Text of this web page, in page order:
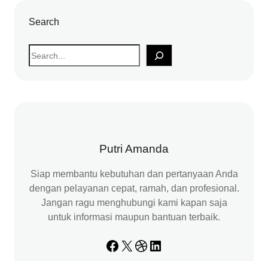
Search
S
e
Putri Amanda
Siap membantu kebutuhan dan pertanyaan Anda
dengan pelayanan cepat, ramah, dan profesional.
Jangan ragu menghubungi kami kapan saja
untuk informasi maupun bantuan terbaik.
Facebook X Dribbble LinkedIn